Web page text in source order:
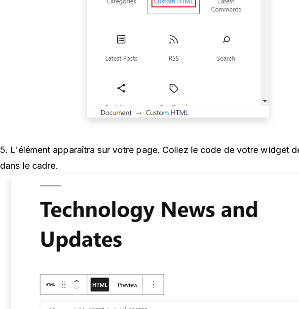
5. L'élément apparaîtra sur votre page. Collez le code de votre widget
dans le cadre.